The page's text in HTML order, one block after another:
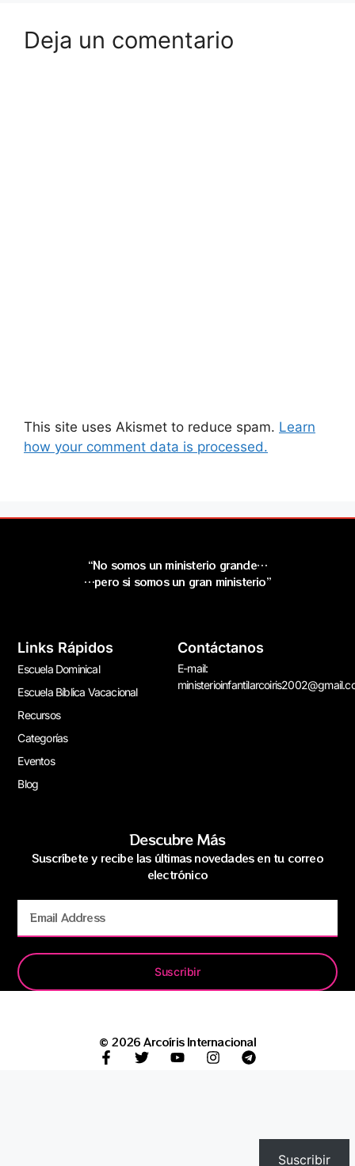
Deja un comentario
This site uses Akismet to reduce spam. Learn
how your comment data is processed.
“No somos un ministerio grande…
…pero si somos un gran ministerio”
Links Rápidos
Escuela Dominical
Escuela Bíblica Vacacional
Recursos
Categorías
Eventos
Blog
Contáctanos
E-mail:
Descubre Más
Suscríbete y recibe las últimas novedades en tu correo
electrónico
Suscribir
© 2026 Arcoíris Internacional
Suscribir